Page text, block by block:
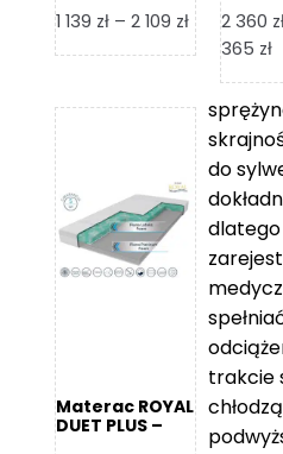
1 139 zł – 2 109 złZakres
cen:
1
139 zł
do
2
109 zł
2 360
365 zł
2
5
Materac ROYAL
DUET PLUS –
do
trakcie